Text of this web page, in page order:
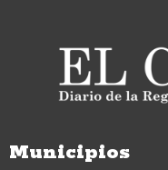
Municipios